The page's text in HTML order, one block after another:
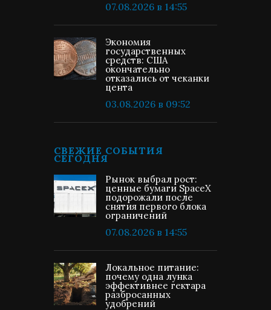
07.08.2026 в 14:55
Экономия
государственных
средств: США
окончательно
отказались от чеканки
цента
03.08.2026 в 09:52
СВЕЖИЕ СОБЫТИЯ
СЕГОДНЯ
Рынок выбрал рост:
ценные бумаги SpaceX
подорожали после
снятия первого блока
ограничений
07.08.2026 в 14:55
Локальное питание:
почему одна лунка
эффективнее гектара
разбросанных
удобрений